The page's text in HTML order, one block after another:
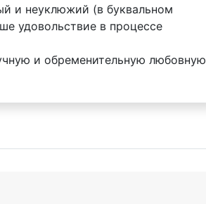
и неуклюжий (в буквальном
удовольствие в процессе
и обременительную любовную